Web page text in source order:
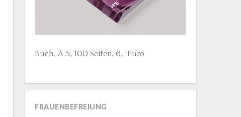
Buch, A 5, 100 Seiten, 6,- Euro
FRAUENBEFREIUNG